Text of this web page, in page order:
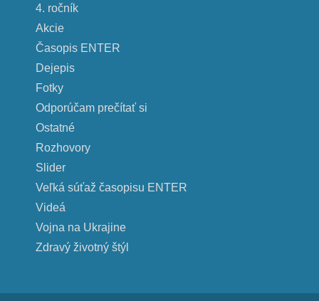
4. ročník
Akcie
Časopis ENTER
Dejepis
Fotky
Odporúčam prečítať si
Ostatné
Rozhovory
Slider
Veľká súťaž časopisu ENTER
Videá
Vojna na Ukrajine
Zdravý životný štýl